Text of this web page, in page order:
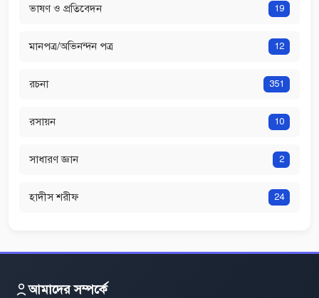
ভাষণ ও প্রতিবেদন 19
মানপত্র/অভিনন্দন পত্র 12
রচনা 351
রসায়ন 10
সাধারণ জ্ঞান 2
হাদীস শরীফ 24
আমাদের সম্পর্কে